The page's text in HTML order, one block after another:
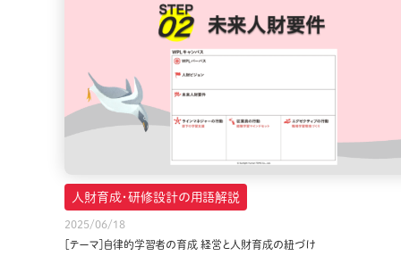
人財育成・研修設計の用語解説
2025/06/18
［テーマ］自律的学習者の育成 経営と人財育成の紐づけ